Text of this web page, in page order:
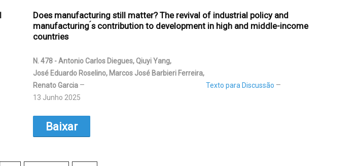
Does manufacturing still matter? The revival of industrial policy and
manufacturing ́s contribution to development in high and middle-income
countries
N. 478 - Antonio Carlos Diegues, Qiuyi Yang,
José Eduardo Roselino, Marcos José Barbieri Ferreira,
Renato Garcia
Texto para Discussão
13 Junho 2025
Baixar